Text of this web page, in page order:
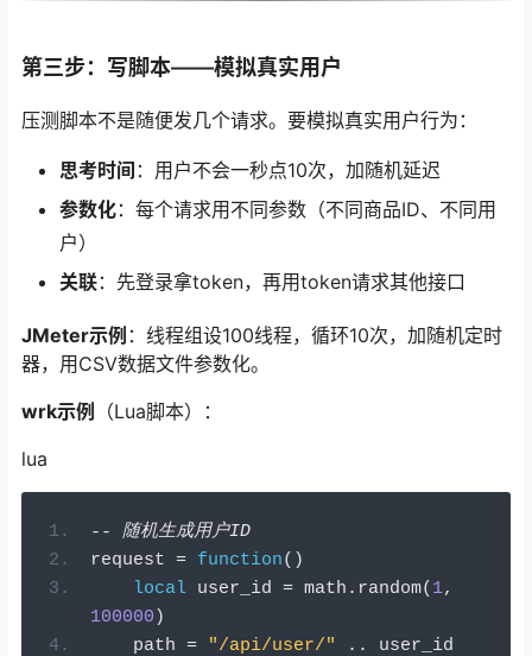
第三步：写脚本——模拟真实用户
压测脚本不是随便发几个请求。要模拟真实用户行为：
思考时间 ：用户不会一秒点10次，加随机延迟
参数化：每个请求用不同参数（不同商品ID、不同用
户）
关联：先登录拿token，再用token请求其他接口
JMeter示例 ：线程组设100线程，循环10次，加随机定时
器，用CSV数据文件参数化。
wrk示例 （Lua脚本）：
lua
-- 随机生成用户ID
request = function()
local user_id = math . random( 1,
100000 )
    path
= "/api/user/" .. user_id